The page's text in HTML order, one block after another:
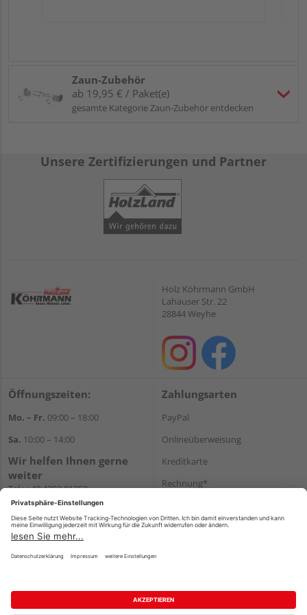
Zaun-Zubehör
ab 19,95 € / Paket(e)
gesamte Kategorie Zaun-Zubehör entdecken
Unsere Zertifizierungen und Partner
Holz Köhrmann GmbH
Lahauser Str. 22
28844 Weyhe
Öffnungszeiten:
Mo. – Fr. 09:00 – 18:00
Sa. 10:00 – 14:00
Wir helfen Ihnen gerne
weiter
Tel.:+49 4203 81350
E-Mail:shop@holz-
koehrmann.de
Zahlungsarten
PayPal
Onlineüberweisung
Kreditkarte
Rechnung*
Versand
Impressum AGB Widerruf
Datenschutz